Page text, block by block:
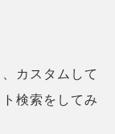
カスタムして
検索をしてみ